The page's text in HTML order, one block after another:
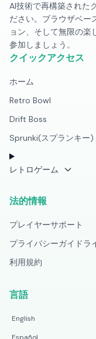
AI技術で再構築された
ださい。ブラウザベー
ョン、そして無限の楽
参加しましょう。
クイックアクセス
ホーム
Retro Bowl
Drift Boss
Sprunki(スプランキー)
レトロゲーム
法的情報
プレイヤーサポート
プライバシーガイドラ
利用規約
言語
English